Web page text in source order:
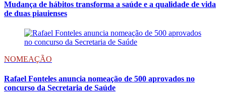
Mudança de hábitos transforma a saúde e a qualidade de vida
de duas piauienses
NOMEAÇÃO
Rafael Fonteles anuncia nomeação de 500 aprovados no
concurso da Secretaria de Saúde